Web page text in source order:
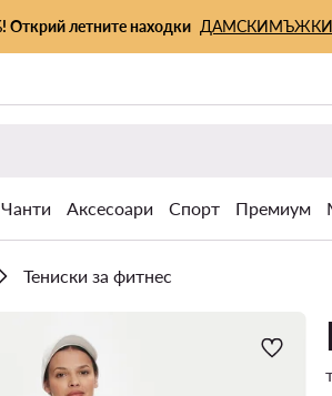
Открий летните находки ДАМСКИМЪЖКИ
Чанти Аксесоари Спорт Премиум
Тениски за фитнес